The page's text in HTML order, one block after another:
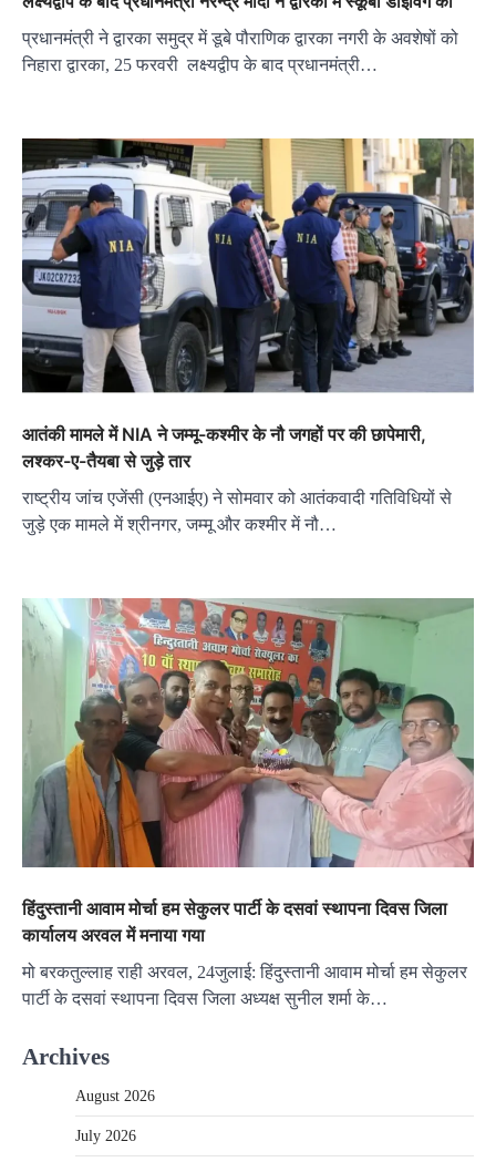
प्रधानमंत्री ने द्वारका समुद्र में डूबे पौराणिक द्वारका नगरी के अवशेषों को
निहारा द्वारका, 25 फरवरी लक्ष्यद्वीप के बाद प्रधानमंत्री…
आतंकी मामले में NIA ने जम्मू-कश्मीर के नौ जगहों पर की छापेमारी,
लश्कर-ए-तैयबा से जुड़े तार
राष्ट्रीय जांच एजेंसी (एनआईए) ने सोमवार को आतंकवादी गतिविधियों से
जुड़े एक मामले में श्रीनगर, जम्मू और कश्मीर में नौ…
हिंदुस्तानी आवाम मोर्चा हम सेकुलर पार्टी के दसवां स्थापना दिवस जिला
कार्यालय अरवल में मनाया गया
मो बरकतुल्लाह राही अरवल, 24जुलाई: हिंदुस्तानी आवाम मोर्चा हम सेकुलर
पार्टी के दसवां स्थापना दिवस जिला अध्यक्ष सुनील शर्मा के…
Archives
August 2026
July 2026